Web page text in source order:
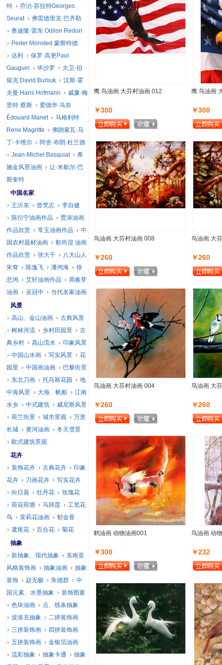
鹰 鸟油画 大芬村油画 012
￥300
鹰 鸟油画
￥300
鸟油画 大芬村油画 008
￥260
鸟油画 大
￥260
鸟油画 大芬村油画 004
￥260
鸟油画 大
￥260
鹤油画 动物油画001
￥300
鸟油画 动
￥232
特
乔治·苏拉特Georges
Seurat
弗雷德里克·巴齐勒
奥迪隆·雷东 Odilon Redon
Peder Monsted 蒙斯特德
达利
保罗·高更Paul
Gauguin
毕沙罗
大卫·伯
留克 David Burliuk
汉斯·霍
夫曼 Hans Hofmann
威廉·梅
里特·蔡斯
爱德华·马奈
Édouard Manet
马格利特
Rene Magritte
弗朗索瓦·马
丁·卡维尔
阿舍·布朗·杜兰德
Jean-Michel Basquiat
希
施金风景油画
让·米歇尔·巴
斯奎特
中国名家
王沂东
曾梵志
李自健
陈衍宁油画作品
贾涛油画
作品欣赏
常玉油画作品
中
国农村题材油画
靳尚谊 油画
作品欣赏
张大千
八大山人
朱耷
陈逸飞 潘鸿海
徐
悲鸿
艾轩油画作品
周春芽
油画
吴冠中
当代名家油画
风景
高山、金山油画
古典风景
树林河流
乡村田园景
古
典乡村
高山流水
印象风景
中国山水画
写实风景
花
园景
中国画油画
巴黎街景
东北刀画
托马斯花园
地
中海风景
大海、帆船
江南
水乡
中式建筑
威尼斯风景
荷兰街景
城市景观
万里
长城
黄河油画
冬天雪景
欧式建筑景观
花卉
装饰花卉
古典花卉
印象
花卉
刀画花卉
写实花卉
向日葵
牡丹花
玫瑰花
荷花荷塘
马蹄莲
工笔花
鸟
茉莉花油画
郁金香
鸢尾花
百合花
菊花
抽象
新抽象、现代抽象
东南亚
风格装饰画
抽象油画
抽象
装饰
赵无极 朱德群
中
国元素、水墨抽象
装饰图案
色块油画
点、线条抽象
波洛克抽象
二拼装饰画
三拼装饰画
四拼装饰画
五拼装饰画
金银箔油画
流彩抽象
抽象卡通
抽象